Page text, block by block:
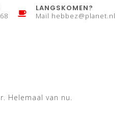
LANGSKOMEN?
Mail hebbez@planet.nl
Helemaal van nu.